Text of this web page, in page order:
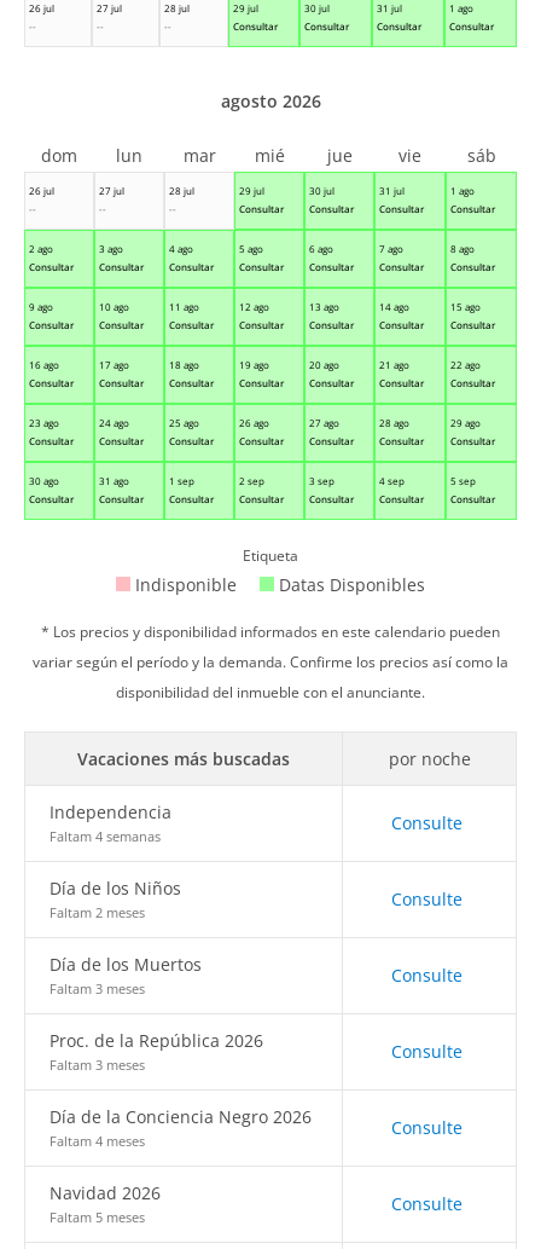
26 jul
--
27 jul
--
28 jul
--
29 jul
Consultar
30 jul
Consultar
31 jul
Consultar
1 ago
Consultar
26 jul
--
27 jul
--
28 jul
--
29 jul
Consultar
30 jul
Consultar
31 jul
Consultar
1 ago
Consultar
2 ago
Consultar
3 ago
Consultar
4 ago
Consultar
5 ago
Consultar
6 ago
Consultar
7 ago
Consultar
8 ago
Consultar
9 ago
Consultar
10 ago
Consultar
11 ago
Consultar
12 ago
Consultar
13 ago
Consultar
14 ago
Consultar
15 ago
Consultar
16 ago
Consultar
17 ago
Consultar
18 ago
Consultar
19 ago
Consultar
20 ago
Consultar
21 ago
Consultar
22 ago
Consultar
23 ago
Consultar
24 ago
Consultar
25 ago
Consultar
26 ago
Consultar
27 ago
Consultar
28 ago
Consultar
29 ago
Consultar
30 ago
Consultar
31 ago
Consultar
1 sep
Consultar
2 sep
Consultar
3 sep
Consultar
4 sep
Consultar
5 sep
Consultar
agosto 2026
dom lun mar mié jue vie sáb
Etiqueta
Indisponible Datas Disponibles
* Los precios y disponibilidad informados en este calendario pueden
variar según el período y la demanda. Confirme los precios así como la
disponibilidad del inmueble con el anunciante.
Vacaciones más buscadas por noche
Independencia
Faltam 4 semanas
Consulte
Día de los Niños
Faltam 2 meses
Consulte
Día de los Muertos
Faltam 3 meses
Consulte
Proc. de la República 2026
Faltam 3 meses
Consulte
Día de la Conciencia Negro 2026
Faltam 4 meses
Consulte
Navidad 2026
Faltam 5 meses
Consulte